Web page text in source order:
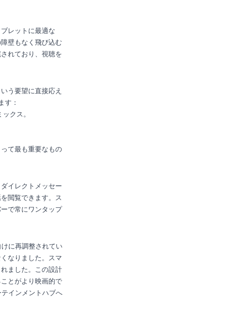
レットに最適な
壁もなく飛び込む
れており、視聴を
う要望に直接応え
す：
クス。
て最も重要なもの
イレクトメッセー
閲覧できます。ス
で常にワンタップ
に再調整されてい
なりました。スマ
ました。この設計
とがより映画的で
インメントハブへ